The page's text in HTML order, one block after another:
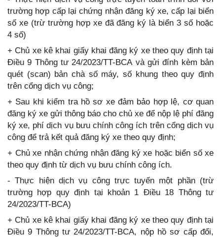
trường hợp cấp lại chứng nhận đăng ký xe, cấp lại biển
số xe (trừ trường hợp xe đã đăng ký là biển 3 số hoặc
4 số)
+ Chủ xe kê khai giấy khai đăng ký xe theo quy định tại
Điều 9 Thông tư 24/2023/TT-BCA và gửi đính kèm bản
quét (scan) bản chà số máy, số khung theo quy định
trên cổng dịch vụ công;
+ Sau khi kiểm tra hồ sơ xe đảm bảo hợp lệ, cơ quan
đăng ký xe gửi thông báo cho chủ xe để nộp lệ phí đăng
ký xe, phí dịch vụ bưu chính công ích trên cổng dịch vụ
công để trả kết quả đăng ký xe theo quy định;
+ Chủ xe nhận chứng nhận đăng ký xe hoặc biển số xe
theo quy định từ dịch vụ bưu chính công ích.
- Thực hiện dịch vụ công trực tuyến một phần (trừ
trường hợp quy định tại khoản 1 Điều 18 Thông tư
24/2023/TT-BCA)
+ Chủ xe kê khai giấy khai đăng ký xe theo quy định tại
Điều 9 Thông tư 24/2023/TT-BCA, nộp hồ sơ cấp đổi,